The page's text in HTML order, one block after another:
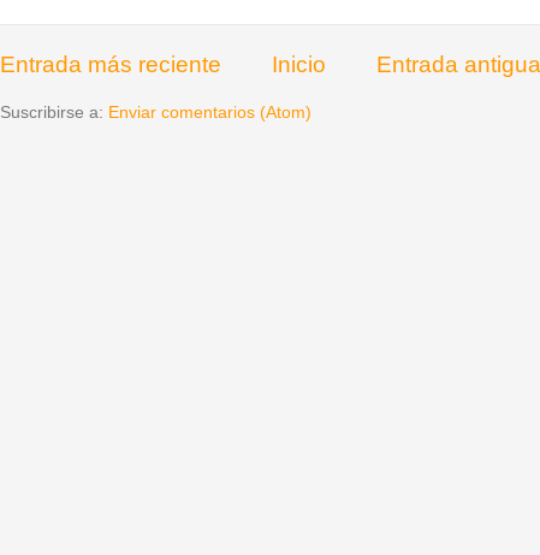
Entrada más reciente Entrada antigua
Inicio
Suscribirse a: Enviar comentarios (Atom)